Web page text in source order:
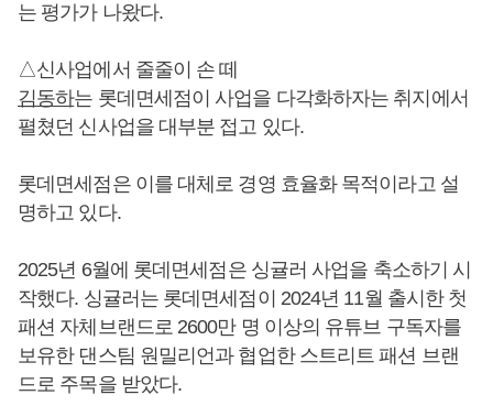
는 평가가 나왔다.
△신사업에서 줄줄이 손 떼
김동하는 롯데면세점이 사업을 다각화하자는 취지에서
펼쳤던 신사업을 대부분 접고 있다.
롯데면세점은 이를 대체로 경영 효율화 목적이라고 설
명하고 있다.
2025년 6월에 롯데면세점은 싱귤러 사업을 축소하기 시
작했다. 싱귤러는 롯데면세점이 2024년 11월 출시한 첫
패션 자체브랜드로 2600만 명 이상의 유튜브 구독자를
보유한 댄스팀 원밀리언과 협업한 스트리트 패션 브랜
드로 주목을 받았다.